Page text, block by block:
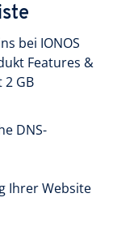
bei IONOS
Features &
2 GB
DNS-
Ihrer Website